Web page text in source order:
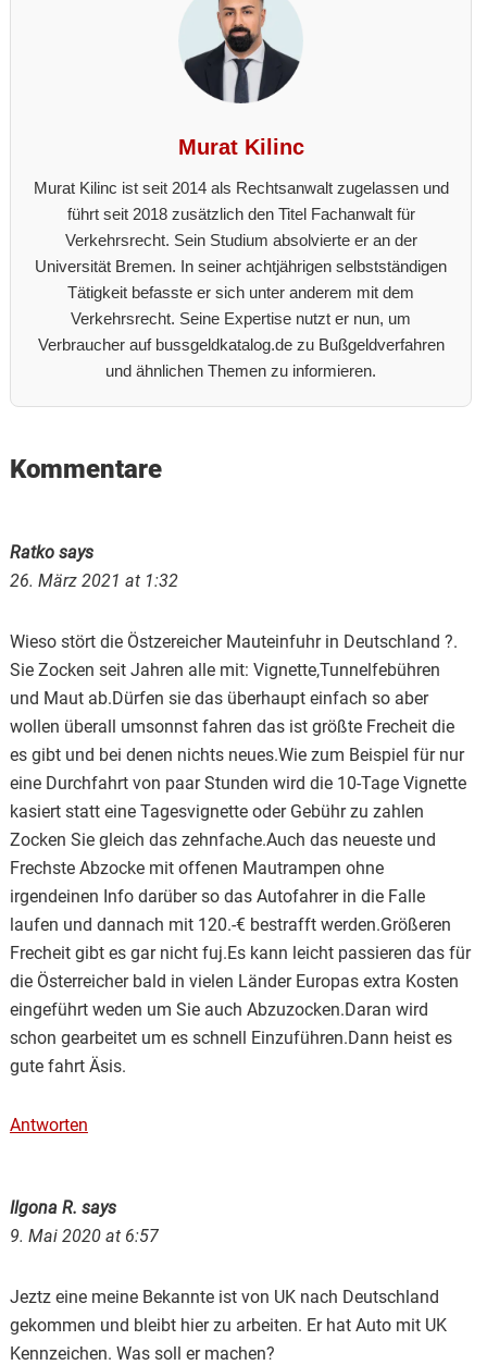
Murat Kilinc
Murat Kilinc ist seit 2014 als Rechtsanwalt zugelassen und
führt seit 2018 zusätzlich den Titel Fachanwalt für
Verkehrsrecht. Sein Studium absolvierte er an der
Universität Bremen. In seiner achtjährigen selbstständigen
Tätigkeit befasste er sich unter anderem mit dem
Verkehrsrecht. Seine Expertise nutzt er nun, um
Verbraucher auf bussgeldkatalog.de zu Bußgeldverfahren
und ähnlichen Themen zu informieren.
Reader
Kommentare
Ratko says
26. März 2021 at 1:32
Wieso stört die Östzereicher Mauteinfuhr in Deutschland ?.
Sie Zocken seit Jahren alle mit: Vignette,Tunnelfebühren
und Maut ab.Dürfen sie das überhaupt einfach so aber
wollen überall umsonnst fahren das ist größte Frecheit die
es gibt und bei denen nichts neues.Wie zum Beispiel für nur
eine Durchfahrt von paar Stunden wird die 10-Tage Vignette
kasiert statt eine Tagesvignette oder Gebühr zu zahlen
Zocken Sie gleich das zehnfache.Auch das neueste und
Frechste Abzocke mit offenen Mautrampen ohne
irgendeinen Info darüber so das Autofahrer in die Falle
laufen und dannach mit 120.-€ bestrafft werden.Größeren
Frecheit gibt es gar nicht fuj.Es kann leicht passieren das für
die Österreicher bald in vielen Länder Europas extra Kosten
eingeführt weden um Sie auch Abzuzocken.Daran wird
schon gearbeitet um es schnell Einzuführen.Dann heist es
gute fahrt Äsis.
Antworten
Ilgona R. says
9. Mai 2020 at 6:57
Jeztz eine meine Bekannte ist von UK nach Deutschland
gekommen und bleibt hier zu arbeiten. Er hat Auto mit UK
Kennzeichen. Was soll er machen?